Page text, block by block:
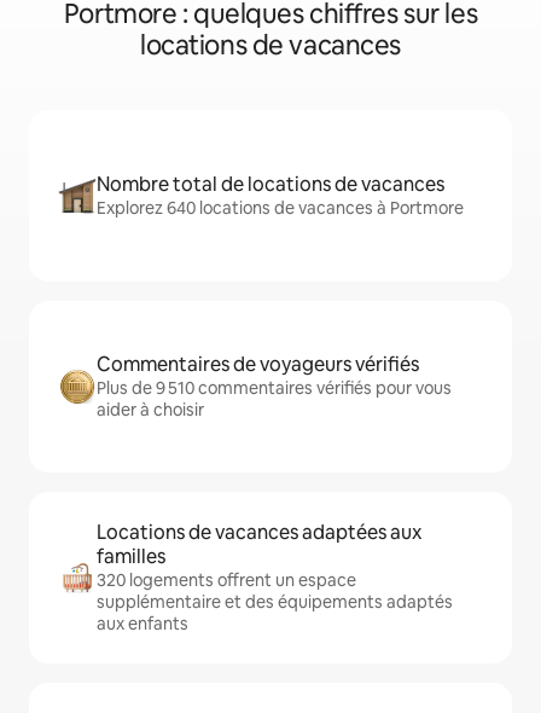
Portmore : quelques chiffres sur les
locations de vacances
Nombre total de locations de vacances
Explorez 640 locations de vacances à Portmore
Commentaires de voyageurs vérifiés
Plus de 9 510 commentaires vérifiés pour vous
aider à choisir
Locations de vacances adaptées aux
familles
320 logements offrent un espace
supplémentaire et des équipements adaptés
aux enfants